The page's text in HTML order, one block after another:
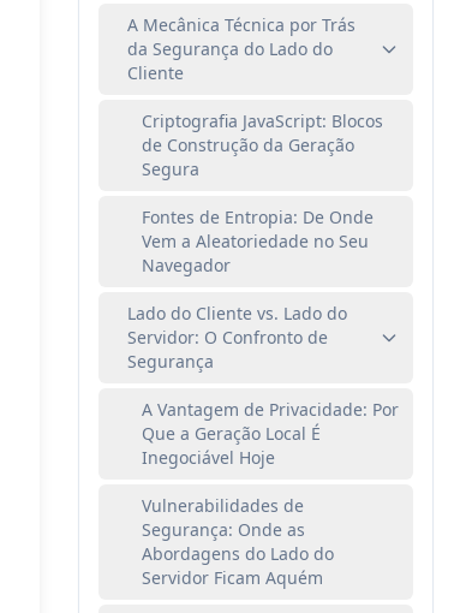
A Mecânica Técnica por Trás
da Segurança do Lado do
Cliente
Criptografia JavaScript: Blocos
de Construção da Geração
Segura
Fontes de Entropia: De Onde
Vem a Aleatoriedade no Seu
Navegador
Lado do Cliente vs. Lado do
Servidor: O Confronto de
Segurança
A Vantagem de Privacidade: Por
Que a Geração Local É
Inegociável Hoje
Vulnerabilidades de
Segurança: Onde as
Abordagens do Lado do
Servidor Ficam Aquém